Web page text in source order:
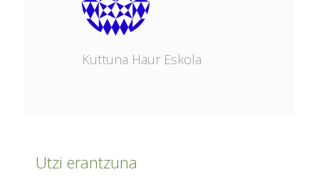
Kuttuna Haur Eskola
Utzi erantzuna